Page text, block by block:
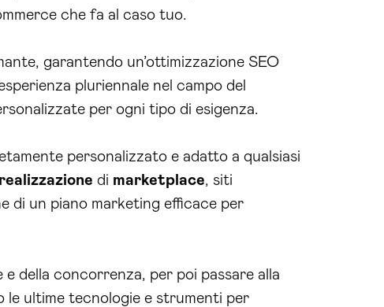
che fa al caso tuo.
garantendo un’ottimizzazione SEO
pluriennale nel campo del
per ogni tipo di esigenza.
personalizzato e adatto a qualsiasi
realizzazione di marketplace, siti
di un piano marketing efficace per
della concorrenza, per poi passare alla
le ultime tecnologie e strumenti per